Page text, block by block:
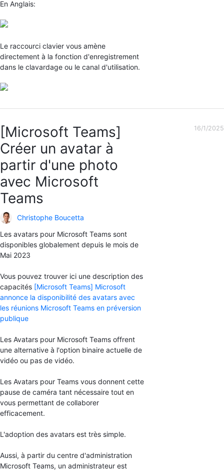
En Anglais:
Le raccourci clavier vous amène
directement à la fonction d'enregistrement
dans le clavardage ou le canal d'utilisation.
[Microsoft Teams]
Créer un avatar à
partir d'une photo
avec Microsoft
Teams
Christophe Boucetta
Les avatars pour Microsoft Teams sont
disponibles globalement depuis le mois de
Mai 2023
Vous pouvez trouver ici une description des
capacités [Microsoft Teams] Microsoft
annonce la disponibilité des avatars avec
les réunions Microsoft Teams en préversion
publique
Les Avatars pour Microsoft Teams offrent
une alternative à l'option binaire actuelle de
vidéo ou pas de vidéo.
Les Avatars pour Teams vous donnent cette
pause de caméra tant nécessaire tout en
vous permettant de collaborer
efficacement.
L'adoption des avatars est très simple.
Aussi, à partir du centre d'administration
Microsoft Teams, un administrateur est
16/1/2025